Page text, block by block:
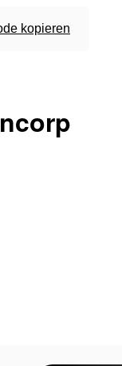
kopieren